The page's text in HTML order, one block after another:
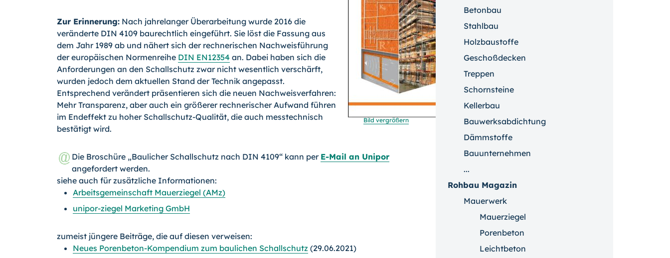
Bild vergrößern
Zur Erinnerung: Nach jahrelanger Überarbeitung wurde 2016 die
veränderte DIN 4109 baurechtlich eingeführt. Sie löst die Fassung aus
dem Jahr 1989 ab und nähert sich der rechnerischen Nachweisführung
der europäischen Normenreihe DIN EN12354 an. Dabei haben sich die
Anforderungen an den Schallschutz zwar nicht wesentlich verschärft,
wurden jedoch dem aktuellen Stand der Technik angepasst.
Entsprechend verändert präsentieren sich die neuen Nachweisverfahren:
Mehr Transparenz, aber auch ein größerer rechnerischer Aufwand führen
im Endeffekt zu hoher Schallschutz-Qualität, die auch messtechnisch
bestätigt wird.
Die Broschüre „Baulicher Schallschutz nach DIN 4109“ kann per E-Mail an Unipor
angefordert werden.
siehe auch für zusätzliche Informationen:
Arbeitsgemeinschaft Mauerziegel (AMz)
unipor-ziegel Marketing GmbH
zumeist jüngere Beiträge, die auf diesen verweisen:
Neues Porenbeton-Kompendium zum baulichen Schallschutz (29.06.2021)
Betonbau
Stahlbau
Holzbaustoffe
Geschoßdecken
Treppen
Schornsteine
Kellerbau
Bauwerksabdichtung
Dämmstoffe
Bauunternehmen
...
Rohbau Magazin
Mauerwerk
Mauerziegel
Porenbeton
Leichtbeton